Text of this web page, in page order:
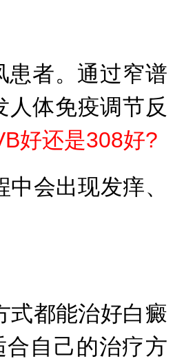
者。通过窄谱
体免疫调节反
好还是308好?
会出现发痒、
都能治好白癜
自己的治疗方